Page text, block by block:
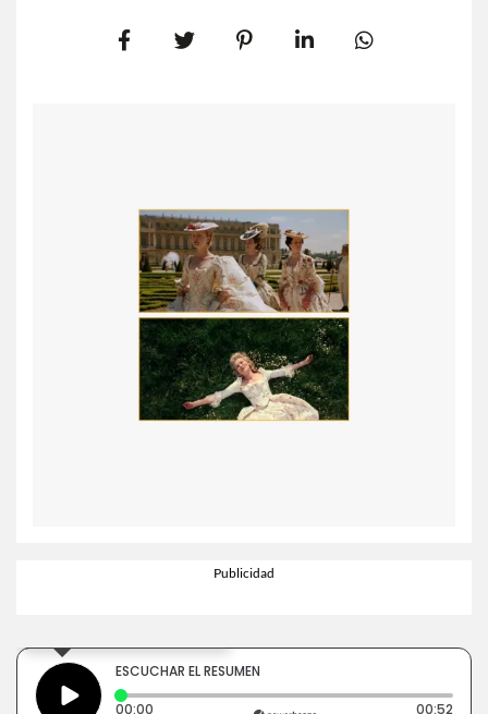
ESCUCHAR EL RESUMEN
00:00 Tiempo transcurrido: 0 segundos 00:52